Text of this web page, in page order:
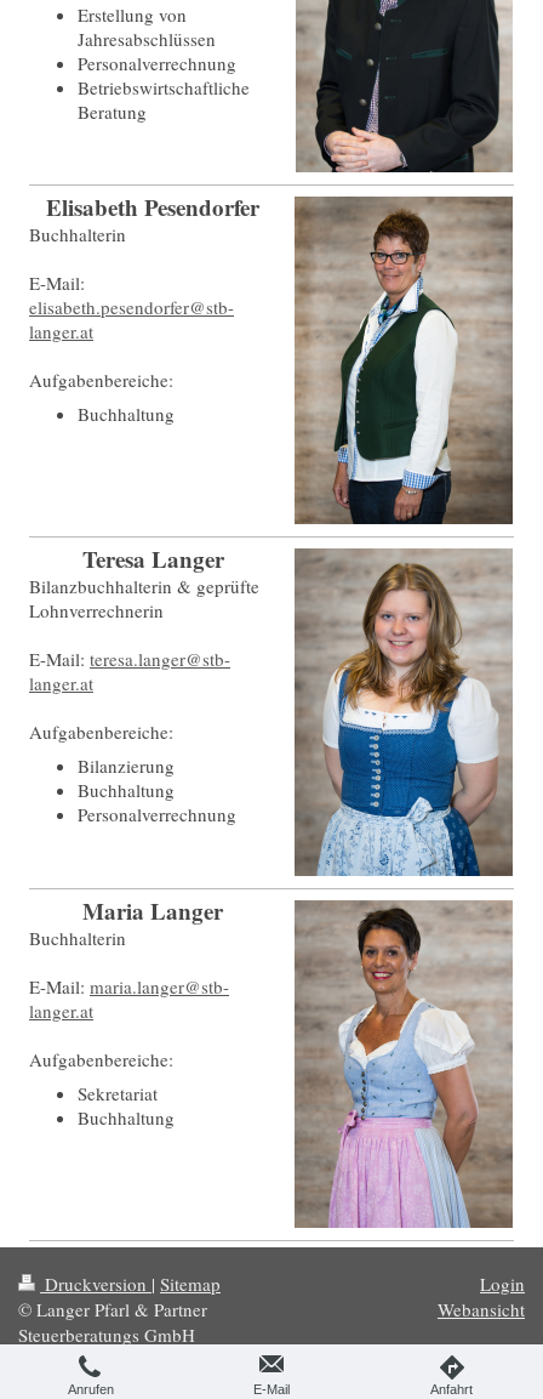
Erstellung von
Jahresabschlüssen
Personalverrechnung
Betriebswirtschaftliche
Beratung
Elisabeth Pesendorfer
Buchhalterin
E-Mail:
elisabeth.pesendorfer@stb-
langer.at
Aufgabenbereiche:
Buchhaltung
Teresa Langer
Bilanzbuchhalterin & geprüfte
Lohnverrechnerin
E-Mail: teresa.langer@stb-
langer.at
Aufgabenbereiche:
Bilanzierung
Buchhaltung
Personalverrechnung
Maria Langer
Buchhalterin
E-Mail: maria.langer@stb-
langer.at
Aufgabenbereiche:
Sekretariat
Buchhaltung
Druckversion | Sitemap
© Langer Pfarl & Partner
Steuerberatungs GmbH
Login
Webansicht
Anrufen E-Mail Anfahrt